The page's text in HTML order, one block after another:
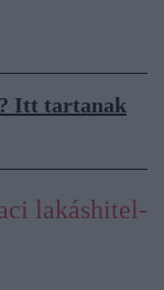
Itt tartanak
lakáshitel-